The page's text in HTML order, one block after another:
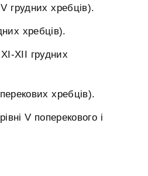
грудних хребців).
хребців).
XII грудних
хребців).
V поперекового і